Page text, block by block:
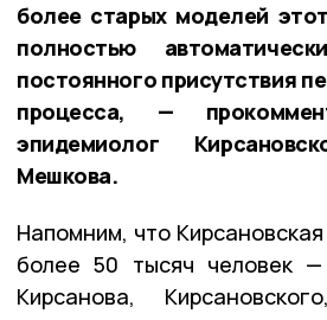
более старых моделей
полностью
постоянного присутствия
процесса, —
эпидемиолог
Мешкова.
Напомним, что
более 50 тысяч человек
Кирсанова,